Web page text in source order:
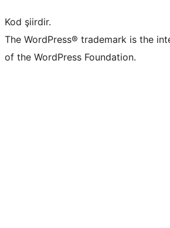
Kod şiirdir.
The WordPress® trademark is the
of the WordPress Foundation.